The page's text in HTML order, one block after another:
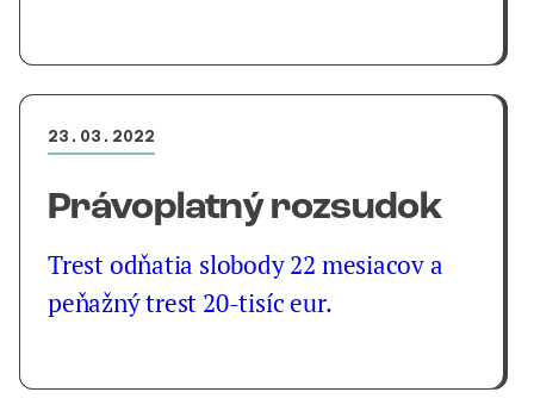
23.03.2022
Právoplatný rozsudok
Trest odňatia slobody 22 mesiacov a
peňažný trest 20-tisíc eur.